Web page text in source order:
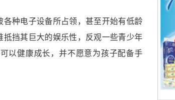
种电子设备所占领，甚至开始有低龄
挡其巨大的娱乐性，反观一些青少年
以健康成长，并不愿意为孩子配备手